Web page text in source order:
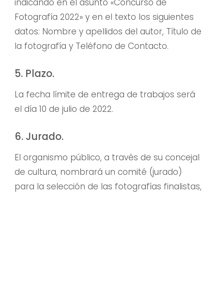
indicando en el asunto «Concurso de
Fotografía 2022» y en el texto los siguientes
datos: Nombre y apellidos del autor, Título de
la fotografía y Teléfono de Contacto.
5. Plazo.
La fecha límite de entrega de trabajos será
el día 10 de julio de 2022.
6. Jurado.
El organismo público, a través de su concejal
de cultura, nombrará un comité (jurado)
para la selección de las fotografías finalistas,